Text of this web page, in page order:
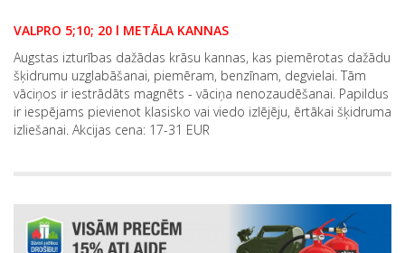
Augstas izturības dažādas krāsu kannas, kas piemērotas dažādu
šķidrumu uzglabāšanai, piemēram, benzīnam, degvielai. Tām
vāciņos ir iestrādāts magnēts - vāciņa nenozaudēšanai. Papildus
ir iespējams pievienot klasisko vai viedo izlējēju, ērtākai šķidruma